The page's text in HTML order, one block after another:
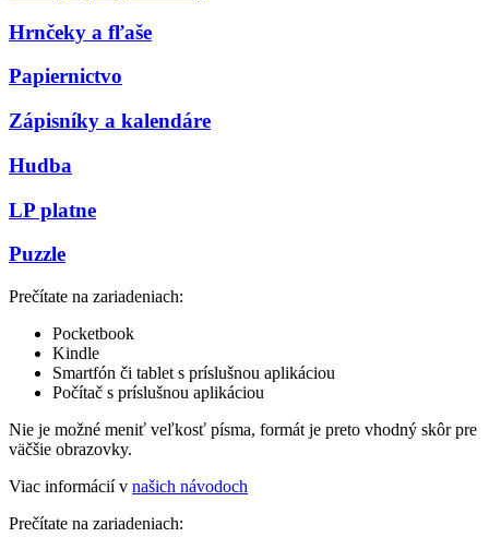
Hrnčeky a fľaše
Papiernictvo
Zápisníky a kalendáre
Hudba
LP platne
Puzzle
Prečítate na zariadeniach:
Pocketbook
Kindle
Smartfón či tablet s príslušnou aplikáciou
Počítač s príslušnou aplikáciou
Nie je možné meniť veľkosť písma, formát je preto vhodný skôr pre
väčšie obrazovky.
Viac informácií v našich návodoch
Prečítate na zariadeniach: